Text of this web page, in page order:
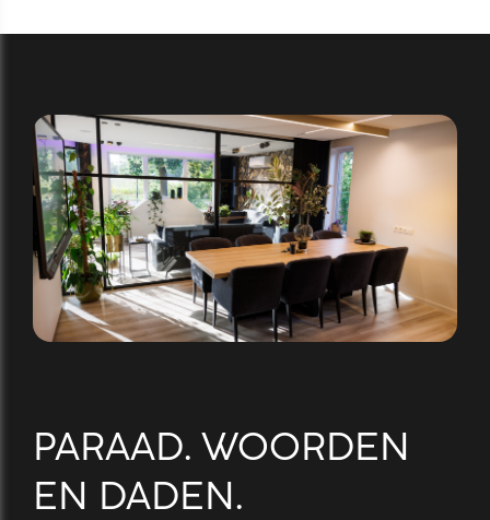
PARAAD. WOORDEN
EN DADEN.